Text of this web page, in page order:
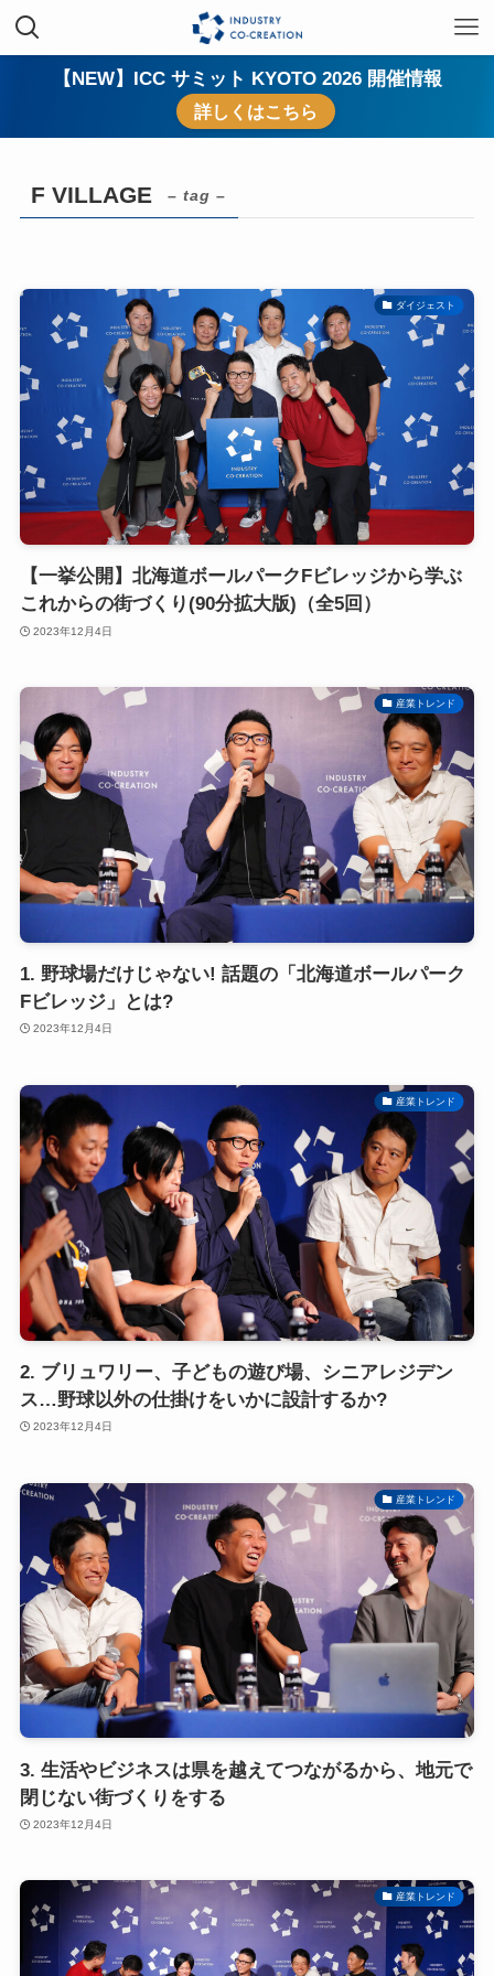
【NEW】ICC サミット KYOTO 2026 開催情報
詳しくはこちら
F VILLAGE – tag –
ダイジェスト
【一挙公開】北海道ボールパークFビレッジから学ぶ
これからの街づくり(90分拡大版)（全5回）
2023年12月4日
産業トレンド
1. 野球場だけじゃない! 話題の「北海道ボールパーク
Fビレッジ」とは?
2023年12月4日
産業トレンド
2. ブリュワリー、子どもの遊び場、シニアレジデン
ス…野球以外の仕掛けをいかに設計するか?
2023年12月4日
産業トレンド
3. 生活やビジネスは県を越えてつながるから、地元で
閉じない街づくりをする
2023年12月4日
産業トレンド